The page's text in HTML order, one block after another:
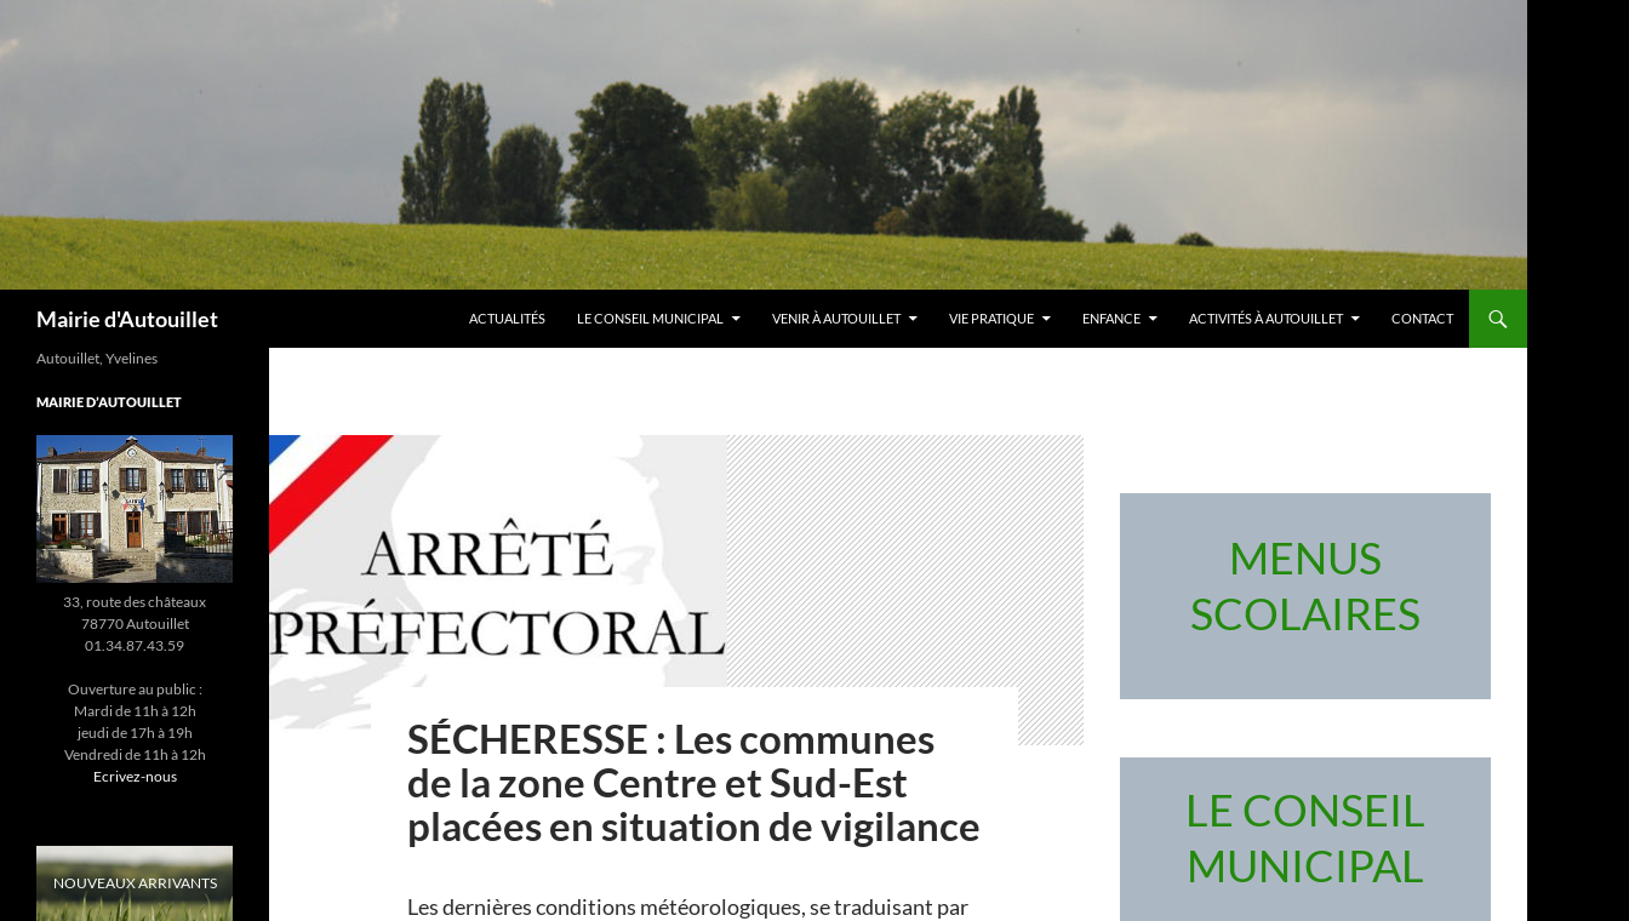
au
Mairie d'Autouillet ACTUALITÉS LE CONSEIL MUNICIPAL VENIR À AUTOUILLET VIE PRATIQUE ENFANCE ACTIVITÉS À AUTOUILLET CONTACT
SÉCHERESSE : Les communes
de la zone Centre et Sud-Est
placées en situation de vigilance
Les dernières conditions météorologiques, se traduisant par
MENUS
SCOLAIRES
LE CONSEIL
MUNICIPAL
Autouillet, Yvelines
MAIRIE D’AUTOUILLET
33, route des châteaux
78770 Autouillet
01.34.87.43.59
Ouverture au public :
Mardi de 11h à 12h
jeudi de 17h à 19h
Vendredi de 11h à 12h
Ecrivez-nous
NOUVEAUX ARRIVANTS